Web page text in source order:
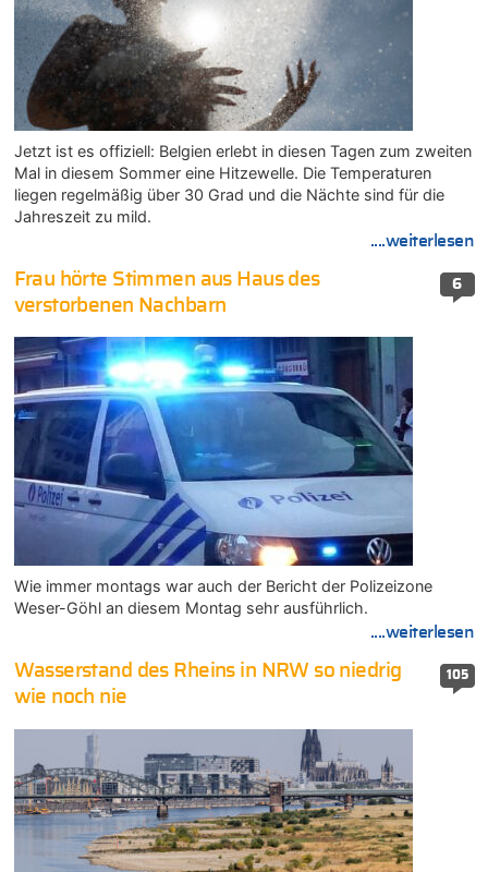
Jetzt ist es offiziell: Belgien erlebt in diesen Tagen zum zweiten
Mal in diesem Sommer eine Hitzewelle. Die Temperaturen
liegen regelmäßig über 30 Grad und die Nächte sind für die
Jahreszeit zu mild.
....weiterlesen
6
Frau hörte Stimmen aus Haus des
verstorbenen Nachbarn
Wie immer montags war auch der Bericht der Polizeizone
Weser-Göhl an diesem Montag sehr ausführlich.
....weiterlesen
105
Wasserstand des Rheins in NRW so niedrig
wie noch nie